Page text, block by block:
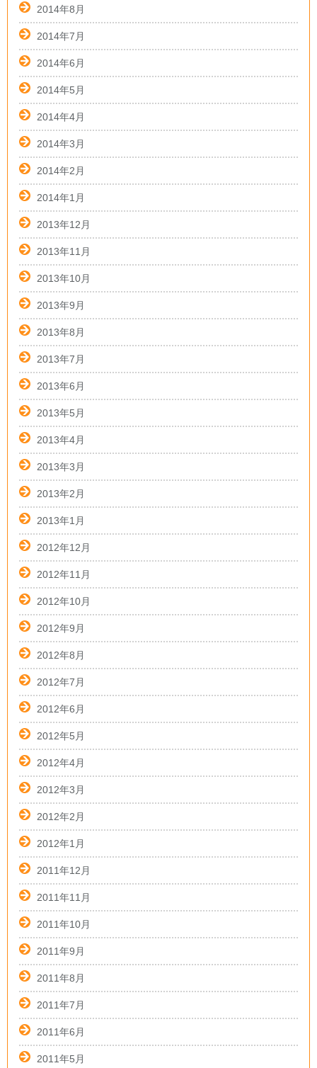
2014年8月
2014年7月
2014年6月
2014年5月
2014年4月
2014年3月
2014年2月
2014年1月
2013年12月
2013年11月
2013年10月
2013年9月
2013年8月
2013年7月
2013年6月
2013年5月
2013年4月
2013年3月
2013年2月
2013年1月
2012年12月
2012年11月
2012年10月
2012年9月
2012年8月
2012年7月
2012年6月
2012年5月
2012年4月
2012年3月
2012年2月
2012年1月
2011年12月
2011年11月
2011年10月
2011年9月
2011年8月
2011年7月
2011年6月
2011年5月